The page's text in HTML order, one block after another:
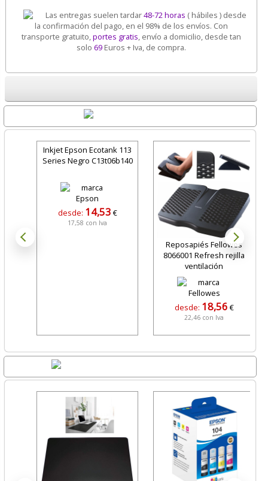
Las entregas suelen tardar48-72 horas ( hábiles ) desde
la confirmación del pago, en el 98% de los envíos. Con
transporte gratuito,portes gratis, envío a domicilio, desde tan
solo 69Euros + Iva, de compra.
Inkjet Epson Ecotank 113
Series Negro C13t06b140
desde: 14,53 €
17,58 con Iva
Reposapiés Fellowes
8066001 Refresh rejilla
ventilación
desde: 18,56 €
22,46 con Iva